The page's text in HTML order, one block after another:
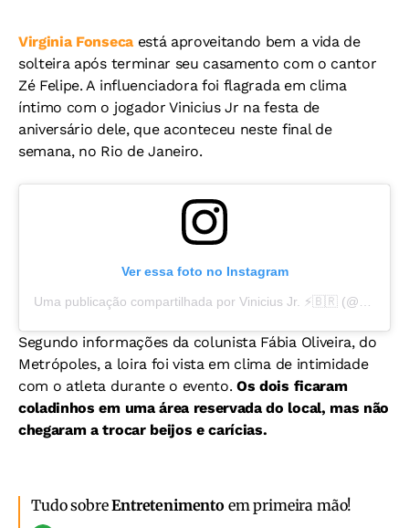
Virginia Fonsecaestá aproveitando bem a vida de
solteira após terminar seu casamento com o cantor
Zé Felipe. A influenciadora foi flagrada em clima
íntimo com o jogador Vinicius Jr na festa de
aniversário dele, que aconteceu neste final de
semana, no Rio de Janeiro.
Ver essa foto no Instagram
Segundo informações da colunista Fábia Oliveira, do
Metrópoles, a loira foi vista em clima de intimidade
com o atleta durante o evento.Os dois ficaram
coladinhos em uma área reservada do local, mas não
chegaram a trocar beijos e carícias.
Tudo sobreEntretenimento em primeira mão!